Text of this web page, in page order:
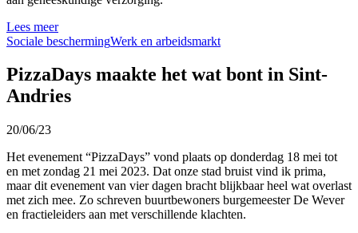
Lees meer
Sociale beschermingWerk en arbeidsmarkt
PizzaDays maakte het wat bont in Sint-
Andries
20/06/23
Het evenement “PizzaDays” vond plaats op donderdag 18 mei tot
en met zondag 21 mei 2023. Dat onze stad bruist vind ik prima,
maar dit evenement van vier dagen bracht blijkbaar heel wat overlast
met zich mee. Zo schreven buurtbewoners burgemeester De Wever
en fractieleiders aan met verschillende klachten.